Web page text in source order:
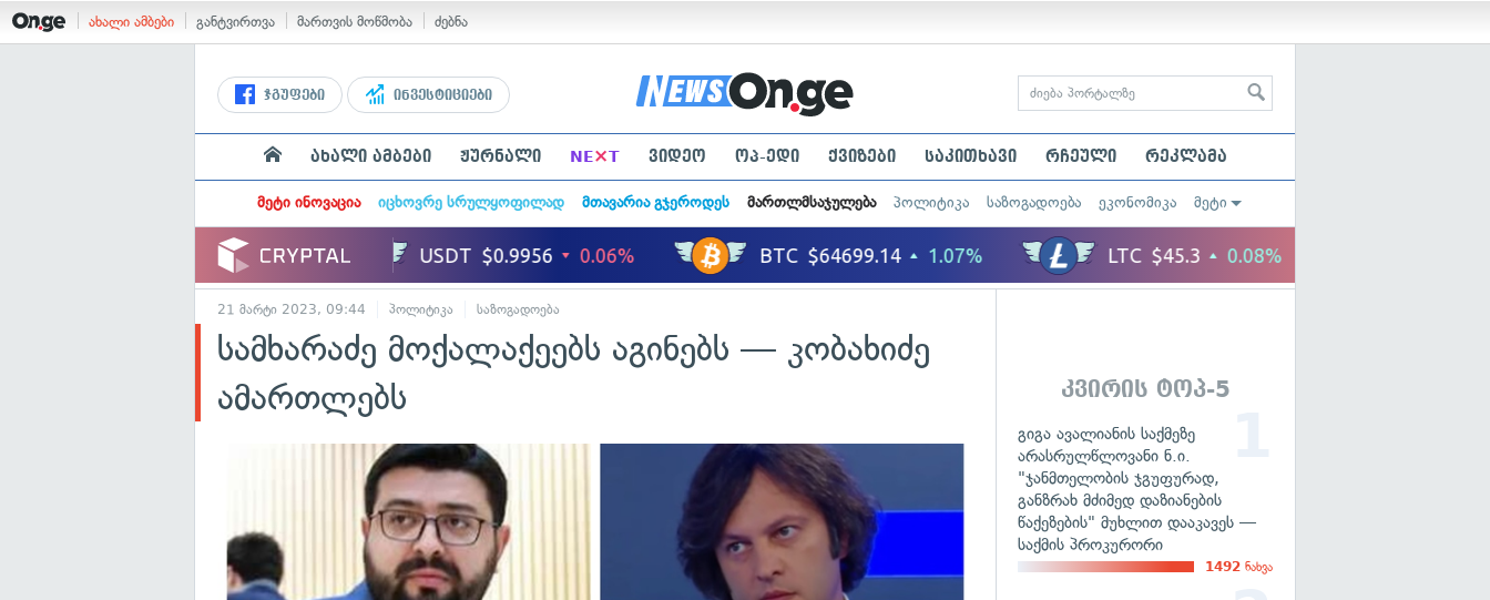
ახალი ამბები განტვირთვა მართვის მოწმობა ძებნა
ჯგუფები ინვესტიციები
ახალი ამბები ჟურნალი NE×T ვიდეო ოპ-ედი ქვიზები საკითხავი რჩეული რეკლამა
მეტი ინოვაცია იცხოვრე სრულყოფილად მთავარია გჯეროდეს მართლმსაჯულება პოლიტიკა საზოგადოება ეკონომიკა მეტი
21 მარტი 2023, 09:44 პოლიტიკა საზოგადოება
სამხარაძე მოქალაქეებს აგინებს — კობახიძე
ამართლებს
კვირის ტოპ-5
გიგა ავალიანის საქმეზე
არასრულწლოვანი ნ.ი.
"ჯანმთელობის ჯგუფურად,
განზრახ მძიმედ დაზიანების
წაქეზების" მუხლით დააკავეს —
საქმის პროკურორი
1492 ნახვა